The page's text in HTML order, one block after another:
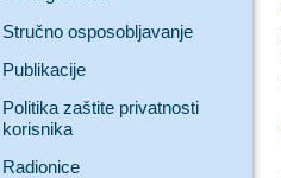
Stručno osposobljavanje
Publikacije
Politika zaštite privatnosti
korisnika
Radionice